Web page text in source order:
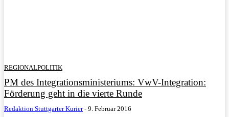
REGIONALPOLITIK
PM des Integrationsministeriums: VwV-Integration:
Förderung geht in die vierte Runde
Redaktion Stuttgarter Kurier - 9. Februar 2016